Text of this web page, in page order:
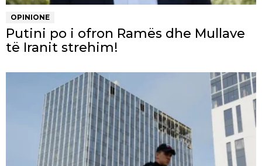
OPINIONE
Putini po i ofron Ramës dhe Mullave
të Iranit strehim!